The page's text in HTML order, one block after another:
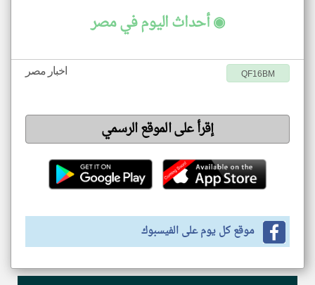
◉ أحداث اليوم في مصر
اخبار مصر QF16BM
إقرأ على الموقع الرسمي
موقع كل يوم على الفيسبوك